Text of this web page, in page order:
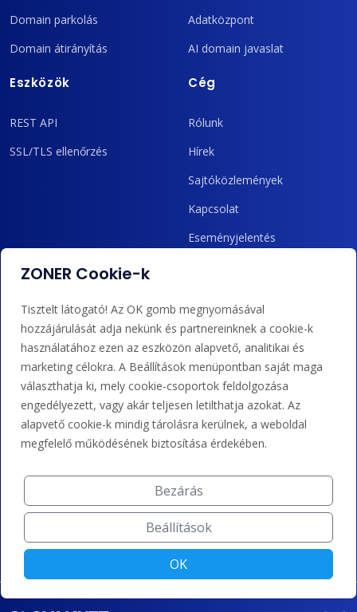
Domain parkolás
Domain átirányítás
Adatközpont
AI domain javaslat
Eszközök
REST API
SSL/TLS ellenőrzés
Cég
Rólunk
Hírek
Sajtóközlemények
Kapcsolat
Eseményjelentés
Adminisztráció
Bejelentkezés Súgó
Támogatás
+36 202 343 883
admin@zoner.hu
Elfogadunk kártyás fizetést, Google/Apple Pay-t, banki
átutalást és kreditet.
ZONER Cookie-k
Tisztelt látogató! Az OK gomb megnyomásával
hozzájárulását adja nekünk és partnereinknek a cookie-k
használatához ezen az eszközön alapvető, analitikai és
marketing célokra. A Beállítások menüpontban saját maga
választhatja ki, mely cookie-csoportok feldolgozása
engedélyezett, vagy akár teljesen letilthatja azokat. Az
alapvető cookie-k mindig tárolásra kerülnek, a weboldal
megfelelő működésének biztosítása érdekében.
Bezárás
Beállítások
OK